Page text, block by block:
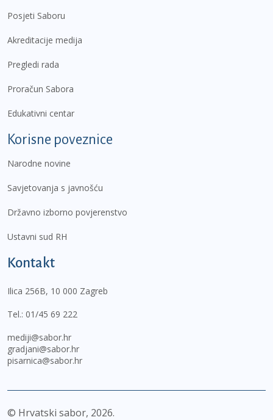
Posjeti Saboru
Akreditacije medija
Pregledi rada
Proračun Sabora
Edukativni centar
Korisne poveznice
Narodne novine
Savjetovanja s javnošću
Državno izborno povjerenstvo
Ustavni sud RH
Kontakt
Ilica 256B, 10 000 Zagreb
Tel.: 01/45 69 222
mediji@sabor.hr
gradjani@sabor.hr
pisarnica@sabor.hr
© Hrvatski sabor, 2026